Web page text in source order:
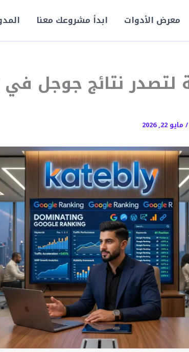
معرض الأدوات ابدأ مشروعك معنا
لتصدر نتائج جوجل
/ مايو 22, 2026